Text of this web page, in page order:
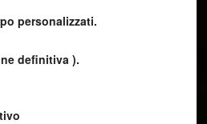
personalizzati.
definitiva ).